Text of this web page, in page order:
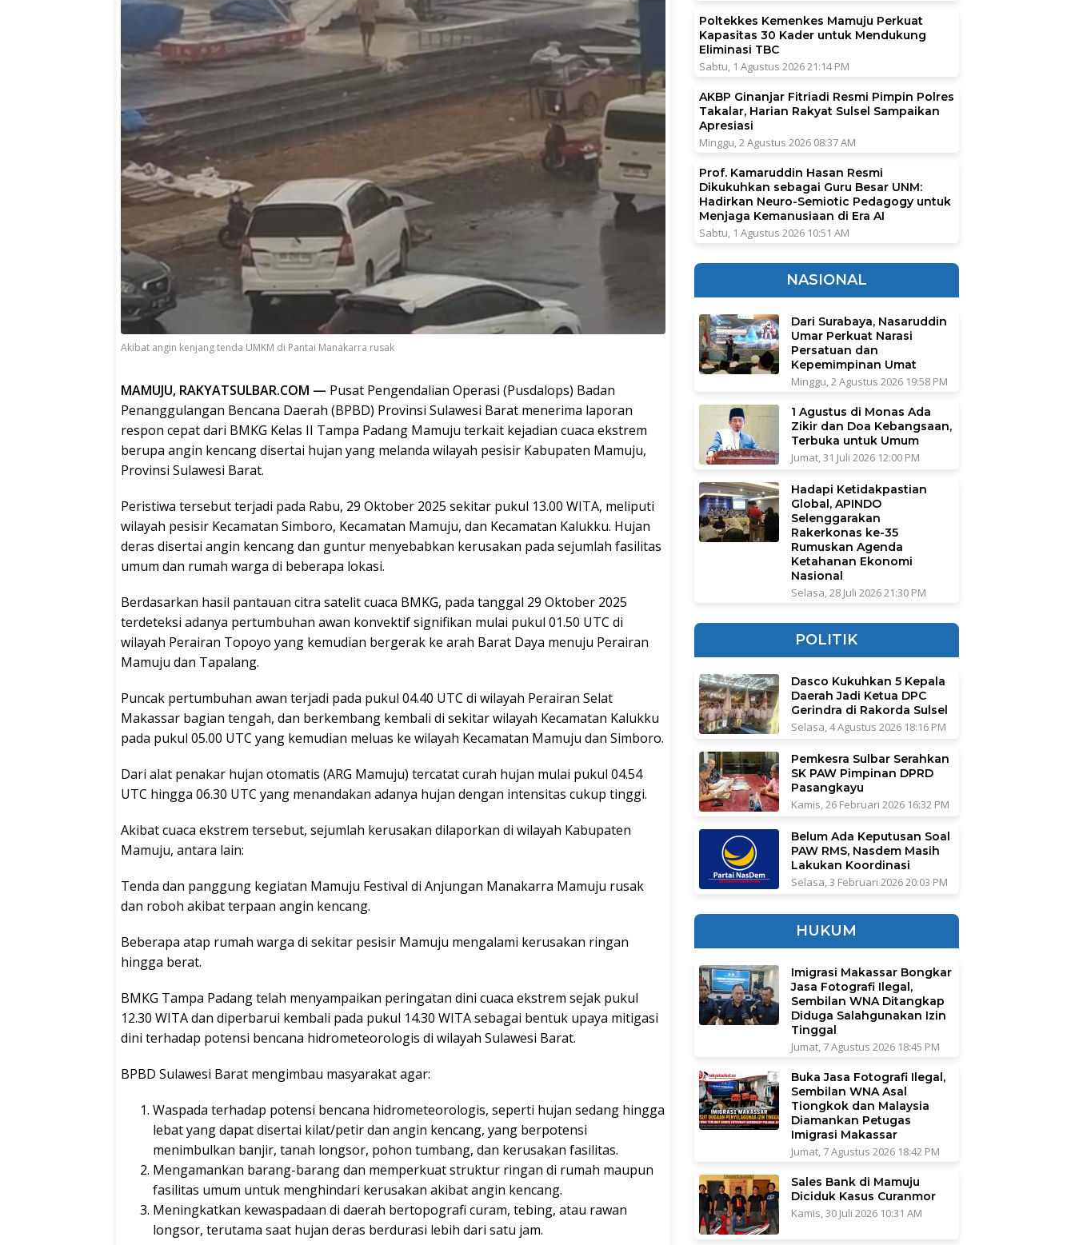
Akibat angin kenjang tenda UMKM di Pantai Manakarra rusak
MAMUJU, RAKYATSULBAR.COM — Pusat Pengendalian Operasi (Pusdalops) Badan
Penanggulangan Bencana Daerah (BPBD) Provinsi Sulawesi Barat menerima laporan
respon cepat dari BMKG Kelas II Tampa Padang Mamuju terkait kejadian cuaca ekstrem
berupa angin kencang disertai hujan yang melanda wilayah pesisir Kabupaten Mamuju,
Provinsi Sulawesi Barat.
Peristiwa tersebut terjadi pada Rabu, 29 Oktober 2025 sekitar pukul 13.00 WITA, meliputi
wilayah pesisir Kecamatan Simboro, Kecamatan Mamuju, dan Kecamatan Kalukku. Hujan
deras disertai angin kencang dan guntur menyebabkan kerusakan pada sejumlah fasilitas
umum dan rumah warga di beberapa lokasi.
Berdasarkan hasil pantauan citra satelit cuaca BMKG, pada tanggal 29 Oktober 2025
terdeteksi adanya pertumbuhan awan konvektif signifikan mulai pukul 01.50 UTC di
wilayah Perairan Topoyo yang kemudian bergerak ke arah Barat Daya menuju Perairan
Mamuju dan Tapalang.
Puncak pertumbuhan awan terjadi pada pukul 04.40 UTC di wilayah Perairan Selat
Makassar bagian tengah, dan berkembang kembali di sekitar wilayah Kecamatan Kalukku
pada pukul 05.00 UTC yang kemudian meluas ke wilayah Kecamatan Mamuju dan Simboro.
Dari alat penakar hujan otomatis (ARG Mamuju) tercatat curah hujan mulai pukul 04.54
UTC hingga 06.30 UTC yang menandakan adanya hujan dengan intensitas cukup tinggi.
Akibat cuaca ekstrem tersebut, sejumlah kerusakan dilaporkan di wilayah Kabupaten
Mamuju, antara lain:
Tenda dan panggung kegiatan Mamuju Festival di Anjungan Manakarra Mamuju rusak
dan roboh akibat terpaan angin kencang.
Beberapa atap rumah warga di sekitar pesisir Mamuju mengalami kerusakan ringan
hingga berat.
BMKG Tampa Padang telah menyampaikan peringatan dini cuaca ekstrem sejak pukul
12.30 WITA dan diperbarui kembali pada pukul 14.30 WITA sebagai bentuk upaya mitigasi
dini terhadap potensi bencana hidrometeorologis di wilayah Sulawesi Barat.
BPBD Sulawesi Barat mengimbau masyarakat agar:
Waspada terhadap potensi bencana hidrometeorologis, seperti hujan sedang hingga
lebat yang dapat disertai kilat/petir dan angin kencang, yang berpotensi
menimbulkan banjir, tanah longsor, pohon tumbang, dan kerusakan fasilitas.
Mengamankan barang-barang dan memperkuat struktur ringan di rumah maupun
fasilitas umum untuk menghindari kerusakan akibat angin kencang.
Meningkatkan kewaspadaan di daerah bertopografi curam, tebing, atau rawan
longsor, terutama saat hujan deras berdurasi lebih dari satu jam.
Poltekkes Kemenkes Mamuju Perkuat
Kapasitas 30 Kader untuk Mendukung
Eliminasi TBC
Sabtu, 1 Agustus 2026 21:14 PM
AKBP Ginanjar Fitriadi Resmi Pimpin Polres
Takalar, Harian Rakyat Sulsel Sampaikan
Apresiasi
Minggu, 2 Agustus 2026 08:37 AM
Prof. Kamaruddin Hasan Resmi
Dikukuhkan sebagai Guru Besar UNM:
Hadirkan Neuro-Semiotic Pedagogy untuk
Menjaga Kemanusiaan di Era AI
Sabtu, 1 Agustus 2026 10:51 AM
NASIONAL
Dari Surabaya, Nasaruddin
Umar Perkuat Narasi
Persatuan dan
Kepemimpinan Umat
Minggu, 2 Agustus 2026 19:58 PM
1 Agustus di Monas Ada
Zikir dan Doa Kebangsaan,
Terbuka untuk Umum
Jumat, 31 Juli 2026 12:00 PM
Hadapi Ketidakpastian
Global, APINDO
Selenggarakan
Rakerkonas ke-35
Rumuskan Agenda
Ketahanan Ekonomi
Nasional
Selasa, 28 Juli 2026 21:30 PM
POLITIK
Dasco Kukuhkan 5 Kepala
Daerah Jadi Ketua DPC
Gerindra di Rakorda Sulsel
Selasa, 4 Agustus 2026 18:16 PM
Pemkesra Sulbar Serahkan
SK PAW Pimpinan DPRD
Pasangkayu
Kamis, 26 Februari 2026 16:32 PM
Belum Ada Keputusan Soal
PAW RMS, Nasdem Masih
Lakukan Koordinasi
Selasa, 3 Februari 2026 20:03 PM
HUKUM
Imigrasi Makassar Bongkar
Jasa Fotografi Ilegal,
Sembilan WNA Ditangkap
Diduga Salahgunakan Izin
Tinggal
Jumat, 7 Agustus 2026 18:45 PM
Buka Jasa Fotografi Ilegal,
Sembilan WNA Asal
Tiongkok dan Malaysia
Diamankan Petugas
Imigrasi Makassar
Jumat, 7 Agustus 2026 18:42 PM
Sales Bank di Mamuju
Diciduk Kasus Curanmor
Kamis, 30 Juli 2026 10:31 AM